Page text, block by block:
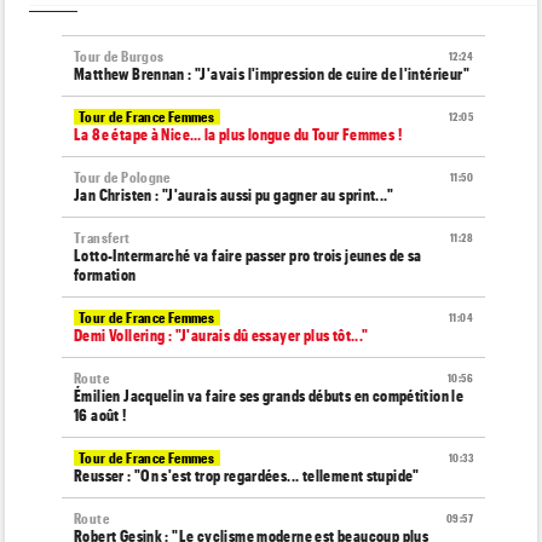
12:24
Tour de Burgos
Matthew Brennan : "J'avais l'impression de cuire de l'intérieur"
12:05
Tour de France Femmes
La 8e étape à Nice… la plus longue du Tour Femmes !
11:50
Tour de Pologne
Jan Christen : "J'aurais aussi pu gagner au sprint..."
11:28
Transfert
Lotto-Intermarché va faire passer pro trois jeunes de sa
formation
11:04
Tour de France Femmes
Demi Vollering : "J'aurais dû essayer plus tôt..."
10:56
Route
Émilien Jacquelin va faire ses grands débuts en compétition le
16 août !
10:33
Tour de France Femmes
Reusser : "On s'est trop regardées... tellement stupide"
09:57
Route
Robert Gesink : "Le cyclisme moderne est beaucoup plus